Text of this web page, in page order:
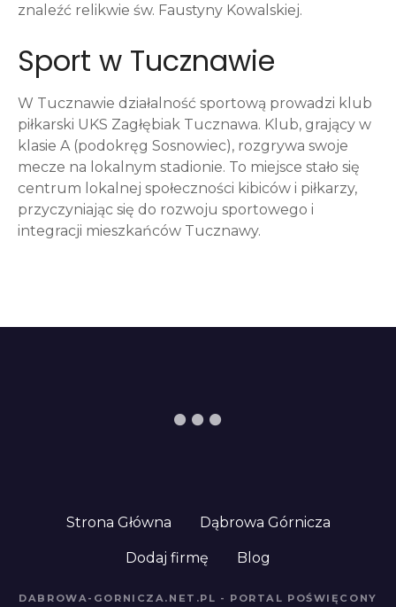
znaleźć relikwie św. Faustyny Kowalskiej.
Sport w Tucznawie
W Tucznawie działalność sportową prowadzi klub
piłkarski UKS Zagłębiak Tucznawa. Klub, grający w
klasie A (podokręg Sosnowiec), rozgrywa swoje
mecze na lokalnym stadionie. To miejsce stało się
centrum lokalnej społeczności kibiców i piłkarzy,
przyczyniając się do rozwoju sportowego i
integracji mieszkańców Tucznawy.
Strona Główna Dąbrowa Górnicza
Dodaj firmę Blog
DABROWA-GORNICZA.NET.PL - PORTAL POŚWIĘCONY